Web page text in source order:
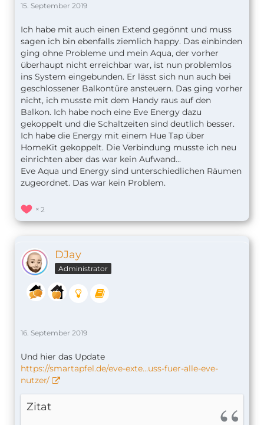
15. September 2019
Ich habe mit auch einen Extend gegönnt und muss
sagen ich bin ebenfalls ziemlich happy. Das einbinden
ging ohne Probleme und mein Aqua, der vorher
überhaupt nicht erreichbar war, ist nun problemlos
ins System eingebunden. Er lässt sich nun auch bei
geschlossener Balkontüre ansteuern. Das ging vorher
nicht, ich musste mit dem Handy raus auf den
Balkon. Ich habe noch eine Eve Energy dazu
gekoppelt und die Schaltzeiten sind deutlich besser.
Ich habe die Energy mit einem Hue Tap über
HomeKit gekoppelt. Die Verbindung musste ich neu
einrichten aber das war kein Aufwand...
Eve Aqua und Energy sind unterschiedlichen Räumen
zugeordnet. Das war kein Problem.
2
DJay
Administrator
16. September 2019
Und hier das Update
https://smartapfel.de/eve-exte…uss-fuer-alle-eve-
nutzer/
Zitat